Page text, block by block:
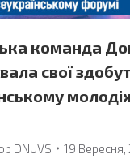
команда
свої
DNUVS 19 Вересня,